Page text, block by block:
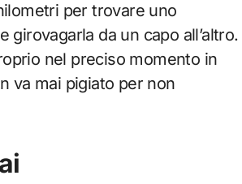
per trovare uno
da un capo all’altro.
nel preciso momento in
va mai pigiato per non